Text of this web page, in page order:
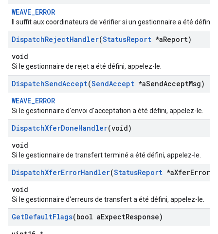
WEAVE_ERROR
Il suffit aux coordinateurs de vérifier si un gestionnaire a été défini
DispatchRejectHandler(StatusReport *aReport)
void
Si le gestionnaire de rejet a été défini, appelez-le.
DispatchSendAccept(SendAccept *aSendAcceptMsg)
WEAVE_ERROR
Si le gestionnaire d'envoi d'acceptation a été défini, appelez-le.
DispatchXferDoneHandler(void)
void
Si le gestionnaire de transfert terminé a été défini, appelez-le.
DispatchXferErrorHandler(StatusReport *aXferError)
void
Si le gestionnaire d'erreurs de transfert a été défini, appelez-le.
GetDefaultFlags(bool aExpectResponse)